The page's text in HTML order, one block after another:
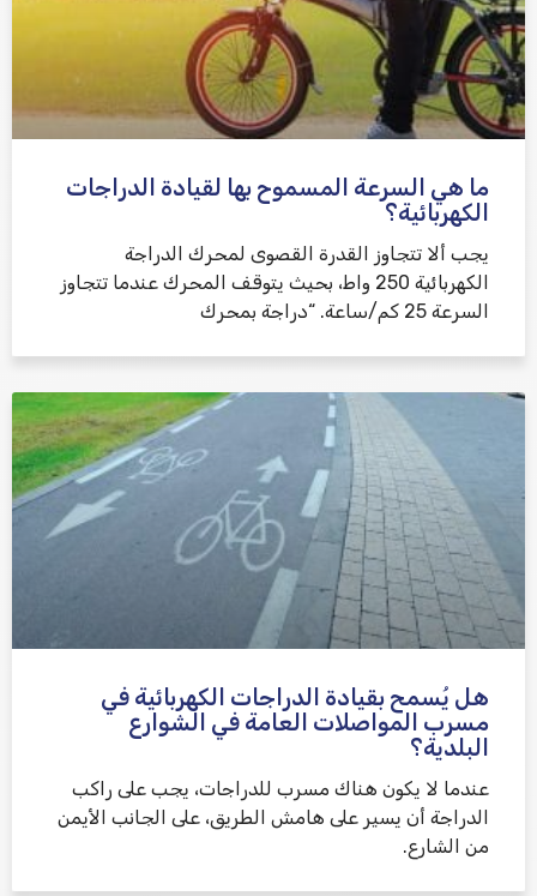
ما هي السرعة المسموح بها لقيادة الدراجات
الكهربائية؟
يجب ألا تتجاوز القدرة القصوى لمحرك الدراجة
الكهربائية 250 واط، بحيث يتوقف المحرك عندما تتجاوز
السرعة 25 كم/ساعة. “دراجة بمحرك
هل يُسمح بقيادة الدراجات الكهربائية في
مسرب المواصلات العامة في الشوارع
البلدية؟
عندما لا يكون هناك مسرب للدراجات، يجب على راكب
الدراجة أن يسير على هامش الطريق، على الجانب الأيمن
من الشارع.